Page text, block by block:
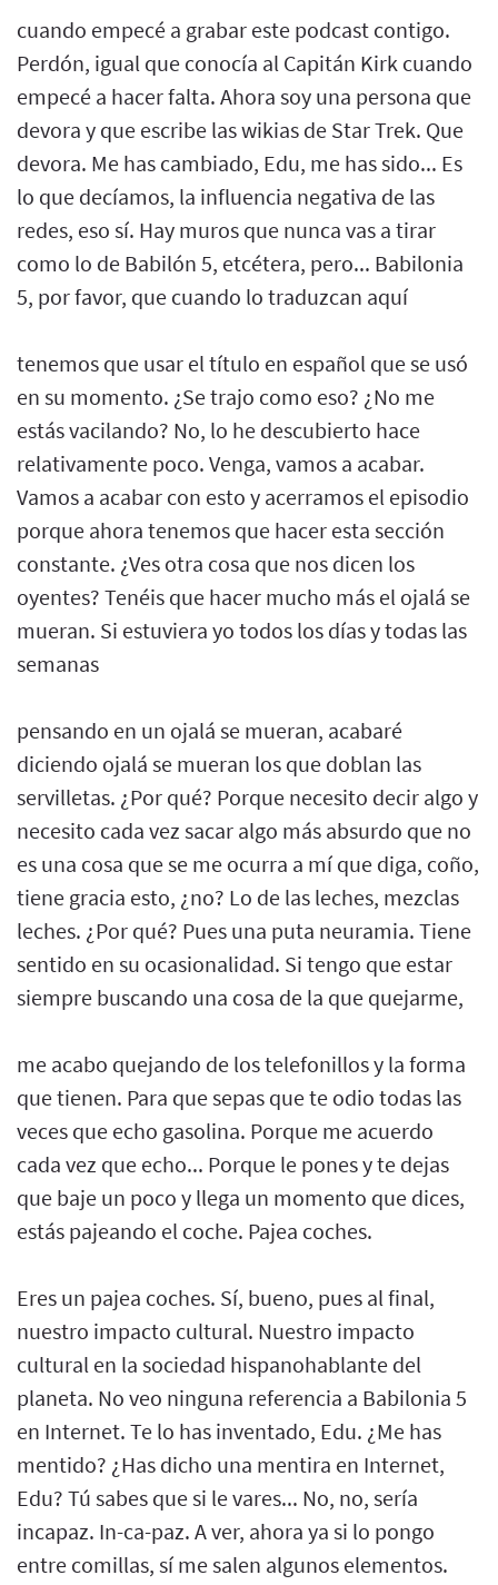
cuando empecé a grabar este podcast contigo.
Perdón, igual que conocía al Capitán Kirk cuando
empecé a hacer falta. Ahora soy una persona que
devora y que escribe las wikias de Star Trek. Que
devora. Me has cambiado, Edu, me has sido... Es
lo que decíamos, la influencia negativa de las
redes, eso sí. Hay muros que nunca vas a tirar
como lo de Babilón 5, etcétera, pero... Babilonia
5, por favor, que cuando lo traduzcan aquí
tenemos que usar el título en español que se usó
en su momento. ¿Se trajo como eso? ¿No me
estás vacilando? No, lo he descubierto hace
relativamente poco. Venga, vamos a acabar.
Vamos a acabar con esto y acerramos el episodio
porque ahora tenemos que hacer esta sección
constante. ¿Ves otra cosa que nos dicen los
oyentes? Tenéis que hacer mucho más el ojalá se
mueran. Si estuviera yo todos los días y todas las
semanas
pensando en un ojalá se mueran, acabaré
diciendo ojalá se mueran los que doblan las
servilletas. ¿Por qué? Porque necesito decir algo y
necesito cada vez sacar algo más absurdo que no
es una cosa que se me ocurra a mí que diga, coño,
tiene gracia esto, ¿no? Lo de las leches, mezclas
leches. ¿Por qué? Pues una puta neuramia. Tiene
sentido en su ocasionalidad. Si tengo que estar
siempre buscando una cosa de la que quejarme,
me acabo quejando de los telefonillos y la forma
que tienen. Para que sepas que te odio todas las
veces que echo gasolina. Porque me acuerdo
cada vez que echo... Porque le pones y te dejas
que baje un poco y llega un momento que dices,
estás pajeando el coche. Pajea coches.
Eres un pajea coches. Sí, bueno, pues al final,
nuestro impacto cultural. Nuestro impacto
cultural en la sociedad hispanohablante del
planeta. No veo ninguna referencia a Babilonia 5
en Internet. Te lo has inventado, Edu. ¿Me has
mentido? ¿Has dicho una mentira en Internet,
Edu? Tú sabes que si le vares... No, no, sería
incapaz. In-ca-paz. A ver, ahora ya si lo pongo
entre comillas, sí me salen algunos elementos.